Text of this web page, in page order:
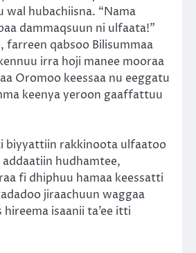
hubachiisna. “Nama
dammaqsuun ni ulfaata!”
farreen qabsoo Bilisummaa
irra hoji manee mooraa
Oromoo keessaa nu eeggatu
keenya yeroon gaaffattuu
biyyattiin rakkinoota ulfaatoo
hudhamtee,
fi dhiphuu hamaa keessatti
jiraachuun waggaa
isaanii ta’ee itti